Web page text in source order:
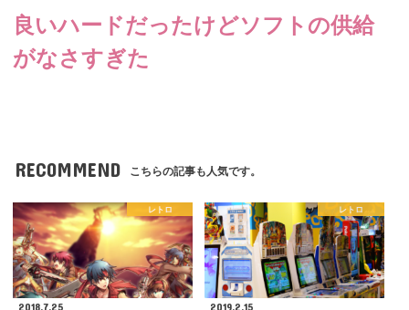
良いハードだったけどソフトの供給
がなさすぎた
RECOMMEND こちらの記事も人気です。
レトロ
2018.7.25
レトロ
2019.2.15